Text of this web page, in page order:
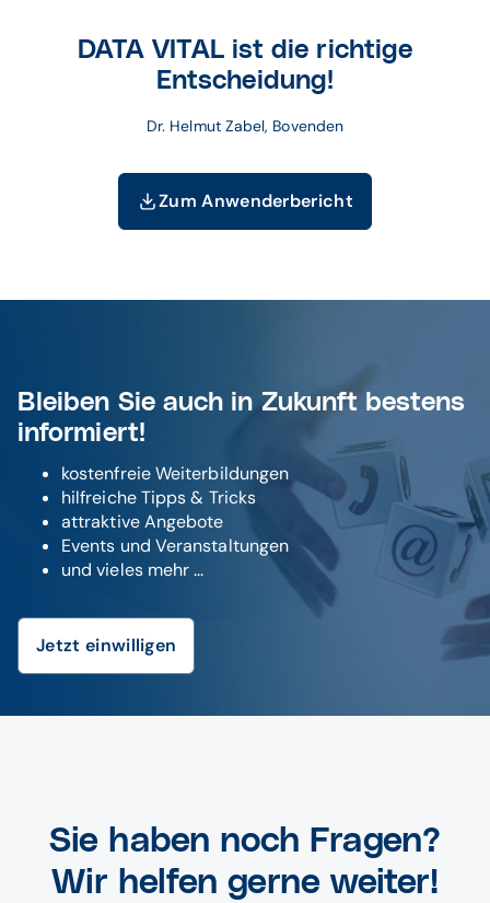
DATA VITAL ist die richtige
Entscheidung!
Dr. Helmut Zabel, Bovenden
Zum Anwenderbericht
Bleiben Sie auch in Zukunft bestens
informiert!
kostenfreie Weiterbildungen
hilfreiche Tipps & Tricks
attraktive Angebote
Events und Veranstaltungen
und vieles mehr ...
Jetzt einwilligen
Sie haben noch Fragen?
Wir helfen gerne weiter!